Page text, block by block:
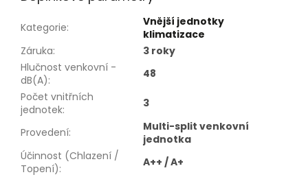
Kategorie:
Vnější jednotky
klimatizace
Záruka:
3 roky
Hlučnost venkovní -
dB(A):
48
Počet vnitřních
jednotek: 3
Provedení:
Multi-split venkovní
jednotka
Účinnost (Chlazení /
Topení):
A++ / A+